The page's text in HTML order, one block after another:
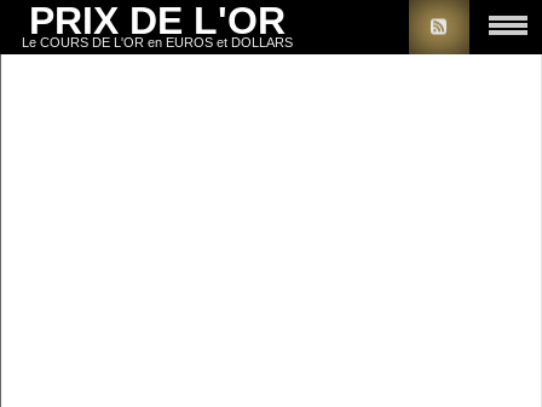
PRIX DE L'OR
Le COURS DE L'OR en EUROS et DOLLARS